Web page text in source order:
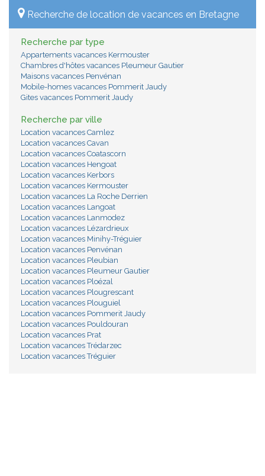
Recherche de location de vacances en Bretagne
Recherche par type
Appartements vacances Kermouster
Chambres d'hôtes vacances Pleumeur Gautier
Maisons vacances Penvénan
Mobile-homes vacances Pommerit Jaudy
Gites vacances Pommerit Jaudy
Recherche par ville
Location vacances Camlez
Location vacances Cavan
Location vacances Coatascorn
Location vacances Hengoat
Location vacances Kerbors
Location vacances Kermouster
Location vacances La Roche Derrien
Location vacances Langoat
Location vacances Lanmodez
Location vacances Lézardrieux
Location vacances Minihy-Tréguier
Location vacances Penvénan
Location vacances Pleubian
Location vacances Pleumeur Gautier
Location vacances Ploézal
Location vacances Plougrescant
Location vacances Plouguiel
Location vacances Pommerit Jaudy
Location vacances Pouldouran
Location vacances Prat
Location vacances Trédarzec
Location vacances Tréguier